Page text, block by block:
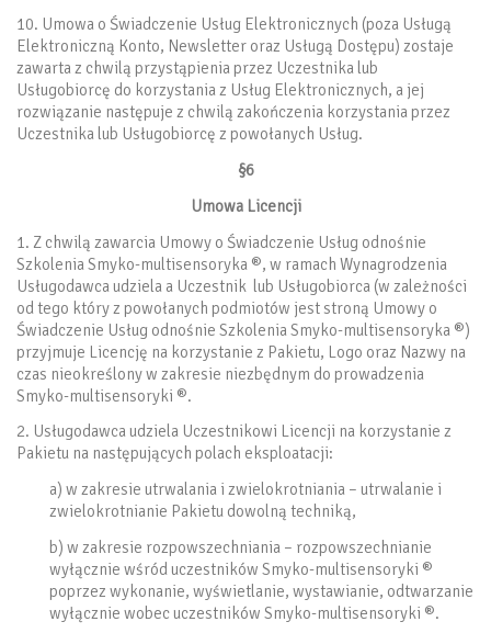
10. Umowa o Świadczenie Usług Elektronicznych (poza Usługą
Elektroniczną Konto, Newsletter oraz Usługą Dostępu) zostaje
zawarta z chwilą przystąpienia przez Uczestnika lub
Usługobiorcę do korzystania z Usług Elektronicznych, a jej
rozwiązanie następuje z chwilą zakończenia korzystania przez
Uczestnika lub Usługobiorcę z powołanych Usług.
§6
Umowa Licencji
1. Z chwilą zawarcia Umowy o Świadczenie Usług odnośnie
Szkolenia Smyko-multisensoryka ®, w ramach Wynagrodzenia
Usługodawca udziela a Uczestnik lub Usługobiorca (w zależności
od tego który z powołanych podmiotów jest stroną Umowy o
Świadczenie Usług odnośnie Szkolenia Smyko-multisensoryka ®)
przyjmuje Licencję na korzystanie z Pakietu, Logo oraz Nazwy na
czas nieokreślony w zakresie niezbędnym do prowadzenia
Smyko-multisensoryki ®.
2. Usługodawca udziela Uczestnikowi Licencji na korzystanie z
Pakietu na następujących polach eksploatacji:
a) w zakresie utrwalania i zwielokrotniania – utrwalanie i
zwielokrotnianie Pakietu dowolną techniką,
b) w zakresie rozpowszechniania – rozpowszechnianie
wyłącznie wśród uczestników Smyko-multisensoryki ®
poprzez wykonanie, wyświetlanie, wystawianie, odtwarzanie
wyłącznie wobec uczestników Smyko-multisensoryki ®.